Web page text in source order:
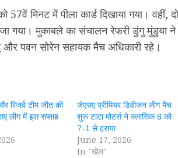
मिनट में पीला कार्ड दिखाया गया। वहीं,
गया। मुकाबले का संचालन रेफरी डुंगु मुंडुया ने
और पवन सोरेन सहायक मैच अधिकारी रहे।
रिजर्व टीम जीत की
लीग में इस सप्ताह
जेएसए प्रीमियर डिवीजन लीग मैच
शुरू टाटा मोटर्स ने क्लासिक 8 को
7-1 से हराया
June 17, 2026
In "खेल"